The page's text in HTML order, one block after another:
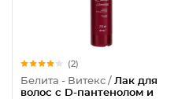
(2)
Белита - Витекс / Лак для
волос с D-пантенолом и